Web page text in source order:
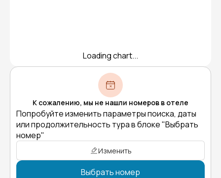
Loading chart...
К сожалению, мы не нашли номеров в отеле
Попробуйте изменить параметры поиска, даты
или продолжительность тура в блоке "Выбрать
номер"
Изменить
Выбрать номер